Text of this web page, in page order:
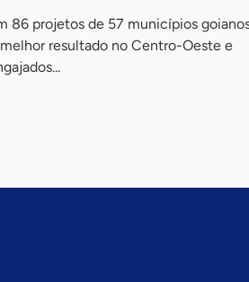
86 projetos de 57 municípios
resultado no Centro-Oeste e